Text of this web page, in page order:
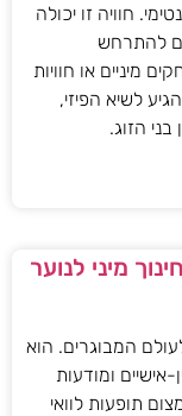
חוויה זו יכולה
גם להתרחש
מיניים או חוויות
לשיא הפיזי,
הזוג.
מיני לנוער
המבוגרים. הוא
ומודעות
תופעות לוואי